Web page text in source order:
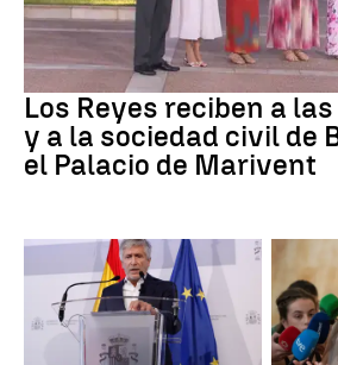
Familia Real
Los Reyes reciben a
y a la sociedad civil de
el Palacio de Marivent
Crisis